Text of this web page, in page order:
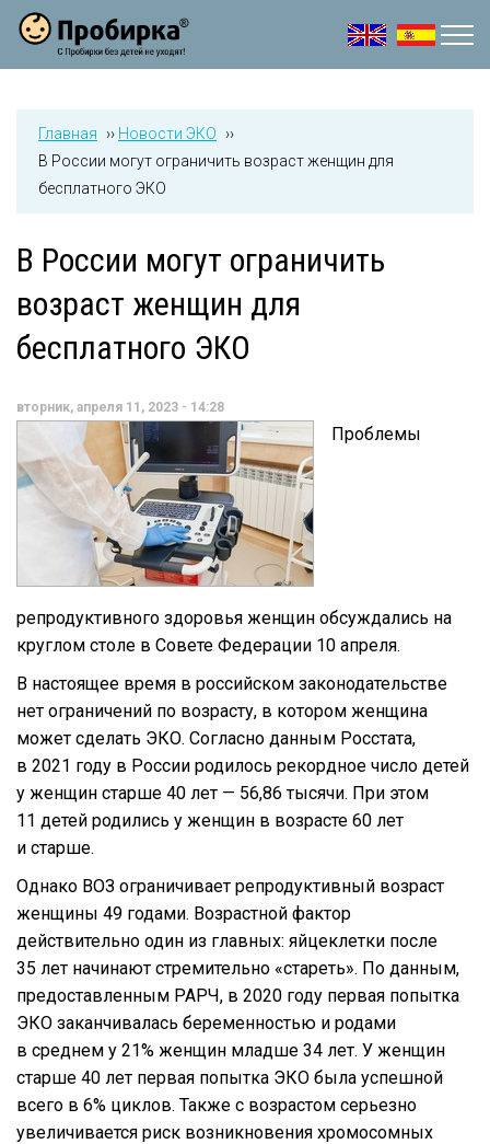
Jump to navigation
Главная ›› Новости ЭКО
››
В России могут ограничить возраст женщин для
бесплатного ЭКО
В России могут ограничить
возраст женщин для
бесплатного ЭКО
вторник, апреля 11, 2023 - 14:28
Проблемы
репродуктивного здоровья женщин обсуждались на
круглом столе в Совете Федерации 10 апреля.
В настоящее время в российском законодательстве
нет ограничений по возрасту, в котором женщина
может сделать ЭКО. Согласно данным Росстата,
в 2021 году в России родилось рекордное число детей
у женщин старше 40 лет — 56,86 тысячи. При этом
11 детей родились у женщин в возрасте 60 лет
и старше.
Однако ВОЗ ограничивает репродуктивный возраст
женщины 49 годами. Возрастной фактор
действительно один из главных: яйцеклетки после
35 лет начинают стремительно «стареть». По данным,
предоставленным РАРЧ, в 2020 году первая попытка
ЭКО заканчивалась беременностью и родами
в среднем у 21% женщин младше 34 лет. У женщин
старше 40 лет первая попытка ЭКО была успешной
всего в 6% циклов. Также с возрастом серьезно
увеличивается риск возникновения хромосомных